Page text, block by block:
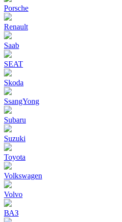
Porsche
Renault
Saab
SEAT
Skoda
SsangYong
Subaru
Suzuki
Toyota
Volkswagen
Volvo
ВАЗ